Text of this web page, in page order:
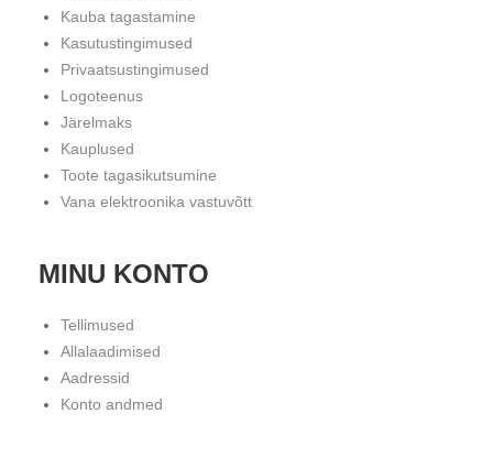
Kauba tagastamine
Kasutustingimused
Privaatsustingimused
Logoteenus
Järelmaks
Kauplused
Toote tagasikutsumine
Vana elektroonika vastuvõtt
MINU KONTO
Tellimused
Allalaadimised
Aadressid
Konto andmed